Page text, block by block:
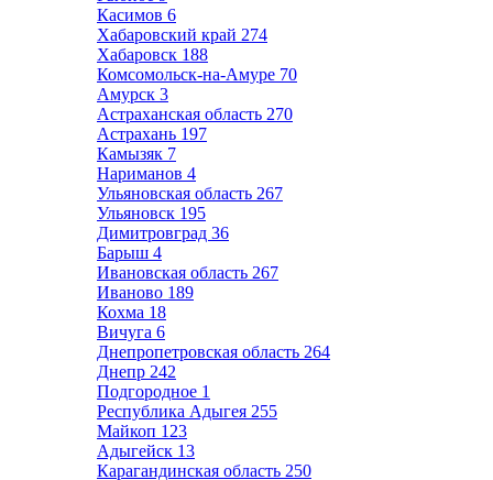
Касимов 6
Хабаровский край 274
Хабаровск 188
Комсомольск-на-Амуре 70
Амурск 3
Астраханская область 270
Астрахань 197
Камызяк 7
Нариманов 4
Ульяновская область 267
Ульяновск 195
Димитровград 36
Барыш 4
Ивановская область 267
Иваново 189
Кохма 18
Вичуга 6
Днепропетровская область 264
Днепр 242
Подгородное 1
Республика Адыгея 255
Майкоп 123
Адыгейск 13
Карагандинская область 250